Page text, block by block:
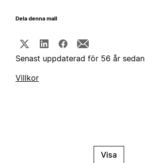
Dela denna mall
Senast uppdaterad för 56 år sedan
Villkor
Visa